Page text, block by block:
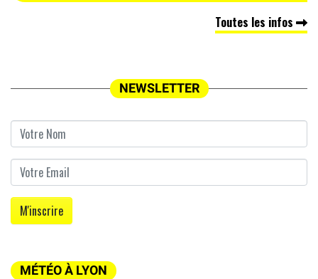
Toutes les infos
NEWSLETTER
MÉTÉO À LYON